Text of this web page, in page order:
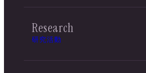
Research
研究活動